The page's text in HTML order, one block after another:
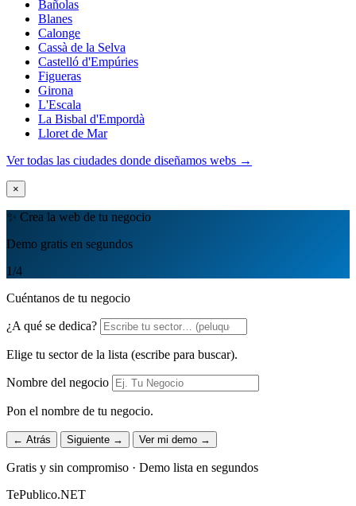
Bañolas
Blanes
Calonge
Cassà de la Selva
Castelló d'Empúries
Figueras
Girona
L'Escala
La Bisbal d'Empordà
Lloret de Mar
Ver todas las ciudades donde diseñamos webs →
×
✨ Crea la web de tu negocio
Demo gratis en segundos
1/4
Cuéntanos de tu negocio
¿A qué se dedica?
Elige tu sector de la lista (escribe para buscar).
Nombre del negocio
Pon el nombre de tu negocio.
← Atrás Siguiente → Ver mi demo →
Gratis y sin compromiso · Demo lista en segundos
TePublico.NET